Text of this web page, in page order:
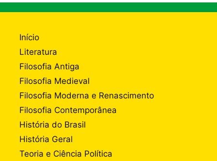
Início
Literatura
Filosofia Antiga
Filosofia Medieval
Filosofia Moderna e Renascimento
Filosofia Contemporânea
História do Brasil
História Geral
Teoria e Ciência Política